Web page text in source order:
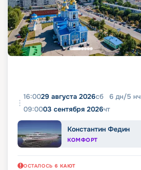
16:0029 августа 2026сб 6 дн/5 нч
09:0003 сентября 2026чт
Константин Федин
КОМФОРТ
ОСТАЛОСЬ 6 КАЮТ